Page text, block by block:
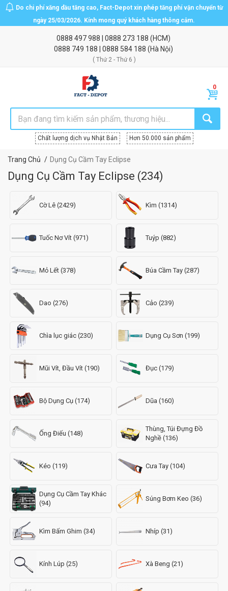
Do chi phí xăng dầu tăng cao, Fact-Depot xin phép tăng phí vận chuyển từ
ngày 25/03/2026. Kính mong quý khách hàng thông cảm.
0888 497 988 0888 273 188 (HCM)
0888 749 188
0888 584 188 (Hà Nội)
( Thứ 2 - Thứ 6 )
Chất lượng dịch vụ Nhật Bản Hơn 50.000 sản phẩm
Trang Chủ Dụng Cụ Cầm Tay Eclipse
Dụng Cụ Cầm Tay Eclipse (234)
Cờ Lê (2429) Kìm (1314)
Tuốc Nơ Vít (971) Tuýp (882)
Mỏ Lết (378) Búa Cầm Tay (287)
Dao (276) Cảo (239)
Chìa lục giác (230) Dụng Cụ Sơn (199)
Mũi Vít, Đầu Vít (190) Đục (179)
Bộ Dụng Cụ (174) Dũa (160)
Ống Điếu (148)
Thùng, Túi Đựng Đồ
Nghề (136)
Kéo (119) Cưa Tay (104)
Dụng Cụ Cầm Tay Khác
(94)
Súng Bơm Keo (36)
Kìm Bấm Ghim (34) Nhíp (31)
Kính Lúp (25) Xà Beng (21)